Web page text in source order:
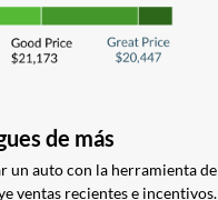
de más
un auto con la herramienta de
ventas recientes e incentivos.